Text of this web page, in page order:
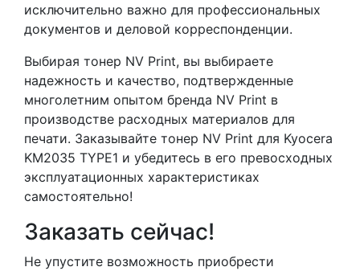
исключительно важно для профессиональных
документов и деловой корреспонденции.
Выбирая тонер NV Print, вы выбираете
надежность и качество, подтвержденные
многолетним опытом бренда NV Print в
производстве расходных материалов для
печати. Заказывайте тонер NV Print для Kyocera
KM2035 TYPE1 и убедитесь в его превосходных
эксплуатационных характеристиках
самостоятельно!
Заказать сейчас!
Не упустите возможность приобрести